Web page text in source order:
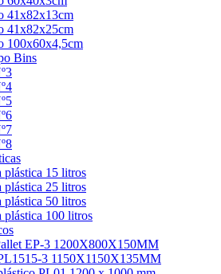
41x82x13cm
41x82x25cm
100x60x4,5cm
Bins
plástica 15 litros
plástica 25 litros
plástica 50 litros
plástica 100 litros
EP-3 1200X800X150MM
3 1150X1150X135MM